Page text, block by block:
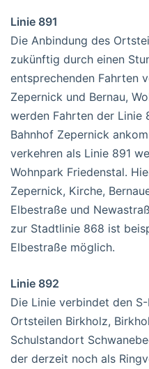
Linie 891
Die Anbindung des
zukünftig durch einen
entsprechenden Fahrten
Zepernick und Bernau,
werden Fahrten der Linie
Bahnhof Zepernick
verkehren als Linie 891
Wohnpark Friedenstal.
Zepernick, Kirche,
Elbestraße und
zur Stadtlinie 868 ist
Elbestraße möglich.
Linie 892
Die Linie verbindet den
Ortsteilen Birkholz,
Schulstandort
der derzeit noch als